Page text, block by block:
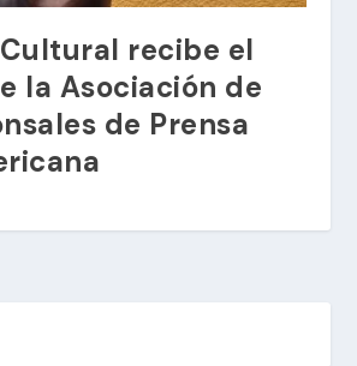
recibe el
la Asociación de
de Prensa